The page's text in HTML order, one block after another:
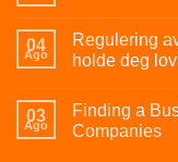
04
Ago
Regulering
holde deg
03
Ago
Finding a
Companies